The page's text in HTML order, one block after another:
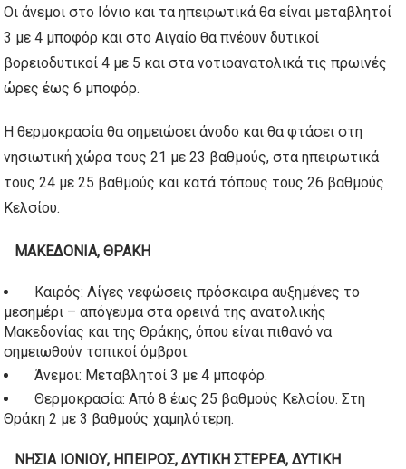
Οι άνεμοι στο Ιόνιο και τα ηπειρωτικά θα είναι μεταβλητοί
3 με 4 μποφόρ και στο Αιγαίο θα πνέουν δυτικοί
βορειοδυτικοί 4 με 5 και στα νοτιοανατολικά τις πρωινές
ώρες έως 6 μποφόρ.
Η θερμοκρασία θα σημειώσει άνοδο και θα φτάσει στη
νησιωτική χώρα τους 21 με 23 βαθμούς, στα ηπειρωτικά
τους 24 με 25 βαθμούς και κατά τόπους τους 26 βαθμούς
Κελσίου.
ΜΑΚΕΔΟΝΙΑ, ΘΡΑΚΗ
Καιρός: Λίγες νεφώσεις πρόσκαιρα αυξημένες το
μεσημέρι – απόγευμα στα ορεινά της ανατολικής
Μακεδονίας και της Θράκης, όπου είναι πιθανό να
σημειωθούν τοπικοί όμβροι.
Άνεμοι: Μεταβλητοί 3 με 4 μποφόρ.
Θερμοκρασία: Από 8 έως 25 βαθμούς Κελσίου. Στη
Θράκη 2 με 3 βαθμούς χαμηλότερη.
ΝΗΣΙΑ ΙΟΝΙΟΥ, ΗΠΕΙΡΟΣ, ΔΥΤΙΚΗ ΣΤΕΡΕΑ, ΔΥΤΙΚΗ